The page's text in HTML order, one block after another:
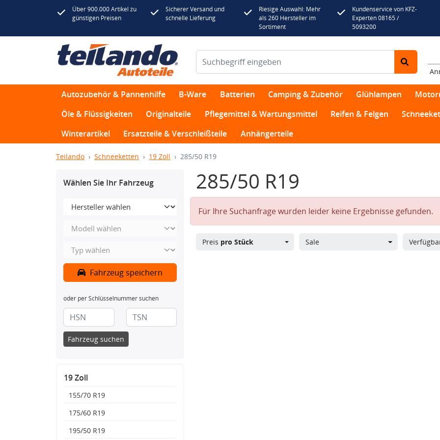
Über 900.000 Artikel zu
günstigen Preisen
Sicherer Versand und
schnelle Lieferung
Riesige Auswahl: Mehr
als 260 Hersteller im
Sortiment
Kundenservice von KFZ-
Experten 08165 /
5093200
Autozubehör & Pannenhilfe B-Ware Batterien Camping & Zubehör Glühlampen
Öle & Flüssigkeiten
Originalteile Pflegemittel & Wartungsmittel Reifen & Felgen
Winterartikel
Ersatzteile & Verschleißteile Anhängerteile
Teilando Schneeketten 19 Zoll 285/50 R19
Wählen Sie Ihr Fahrzeug
Fahrzeug speichern
oder per Schlüsselnummer suchen
Fahrzeug suchen
19 Zoll
155/70 R19
175/60 R19
195/50 R19
285/50 R19
Für Ihre Suchanfrage wurden leider keine Ergebnisse gefunden.
Preis pro Stück Sale